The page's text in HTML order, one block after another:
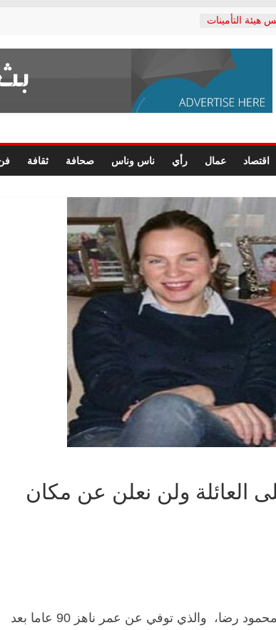
هيئة التأمينات
ونطالب بكشف
الصحي إلى
لجنة “الحق
للقرار
وانتهاء أعمال
زهران.. ويؤكد:
العادلة
اقتصاد عمال رأي ناس وناس صحافة ثقافة
العائلة ولن نعلن عن مكان
أكدت الفنانة شيرين رضا، أن عزاء والدها الفنان الكبير محمود رضا، والذي توفي عن عمر ناهز 90 عاما بعد